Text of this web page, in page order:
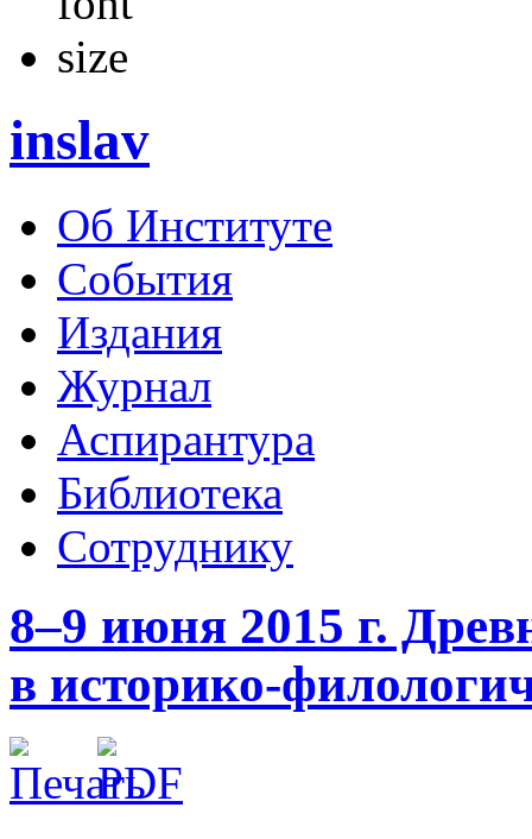
inslav
Об Институте
События
Издания
Журнал
Аспирантура
Библиотека
Сотруднику
8–9 июня 2015 г.
в историко-